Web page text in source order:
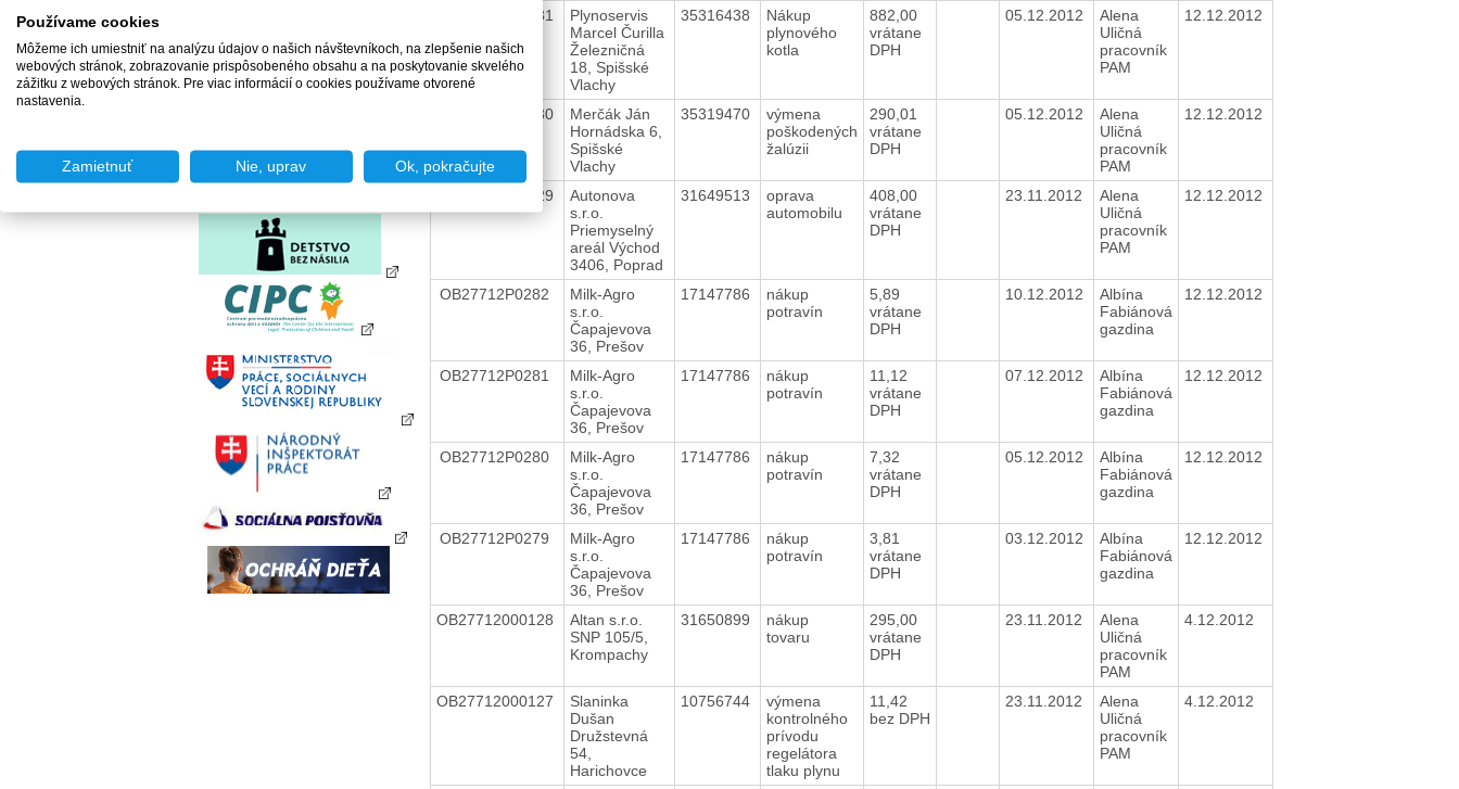
chránené pracoviská
OB27712000131
Plynoservis
Marcel Čurilla
Železničná
18, Spišské
Vlachy
35316438
Nákup
plynového
kotla
882,00
vrátane
DPH
05.12.2012
Alena
Uličná
pracovník
PAM
12.12.2012
OB27712000130
Merčák Ján
Hornádska 6,
Spišské
Vlachy
35319470
výmena
poškodených
žalúzii
290,01
vrátane
DPH
05.12.2012
Alena
Uličná
pracovník
PAM
12.12.2012
OB27712000129
Autonova
s.r.o.
Priemyselný
areál Východ
3406, Poprad
31649513
oprava
automobilu
408,00
vrátane
DPH
23.11.2012
Alena
Uličná
pracovník
PAM
12.12.2012
OB27712P0282
Milk-Agro
s.r.o.
Čapajevova
36, Prešov
17147786
nákup
potravín
5,89
vrátane
DPH
10.12.2012
Albína
Fabiánová
gazdina
12.12.2012
OB27712P0281
Milk-Agro
s.r.o.
Čapajevova
36, Prešov
17147786
nákup
potravín
11,12
vrátane
DPH
07.12.2012
Albína
Fabiánová
gazdina
12.12.2012
OB27712P0280
Milk-Agro
s.r.o.
Čapajevova
36, Prešov
17147786
nákup
potravín
7,32
vrátane
DPH
05.12.2012
Albína
Fabiánová
gazdina
12.12.2012
OB27712P0279
Milk-Agro
s.r.o.
Čapajevova
36, Prešov
17147786
nákup
potravín
3,81
vrátane
DPH
03.12.2012
Albína
Fabiánová
gazdina
12.12.2012
OB27712000128
Altan s.r.o.
SNP 105/5,
Krompachy
31650899
nákup
tovaru
295,00
vrátane
DPH
23.11.2012
Alena
Uličná
pracovník
PAM
4.12.2012
OB27712000127
Slaninka
Dušan
Družstevná
54,
Harichovce
10756744
výmena
kontrolného
prívodu
regelátora
tlaku plynu
11,42
bez DPH
23.11.2012
Alena
Uličná
pracovník
PAM
4.12.2012
Používame cookies
Môžeme ich umiestniť na analýzu údajov o našich návštevníkoch, na zlepšenie našich
webových stránok, zobrazovanie prispôsobeného obsahu a na poskytovanie skvelého
zážitku z webových stránok. Pre viac informácií o cookies používame otvorené
nastavenia.
Zamietnuť Nie, uprav Ok, pokračujte